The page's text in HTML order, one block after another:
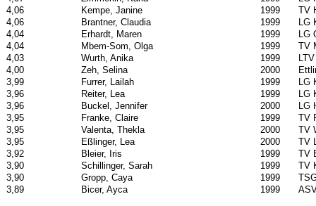
4,06
Kempe, Janine 1999
TV
4,06
Brantner, Claudia 1999
LG
4,04
Erhardt, Maren 1999
LG
4,04
Mbem-Som, Olga 1999
TV
4,03
Wurth, Anika 1999
4,00
Zeh, Selina 2000
3,99
Furrer, Lailah 1999
LG
3,96
Reiter, Lea 1999
LG
3,96
Buckel, Jennifer 2000
LG
3,95
Franke, Claire 1999
TV
3,95
Valenta, Thekla 2000
TV
3,95
Eßlinger, Lea 2000
TV
3,92
Bleier, Iris 1999
TV
3,90
Schillinger, Sarah 1999
TV
3,90
Gropp, Caya 1999
3,89
Bicer, Ayca 1999